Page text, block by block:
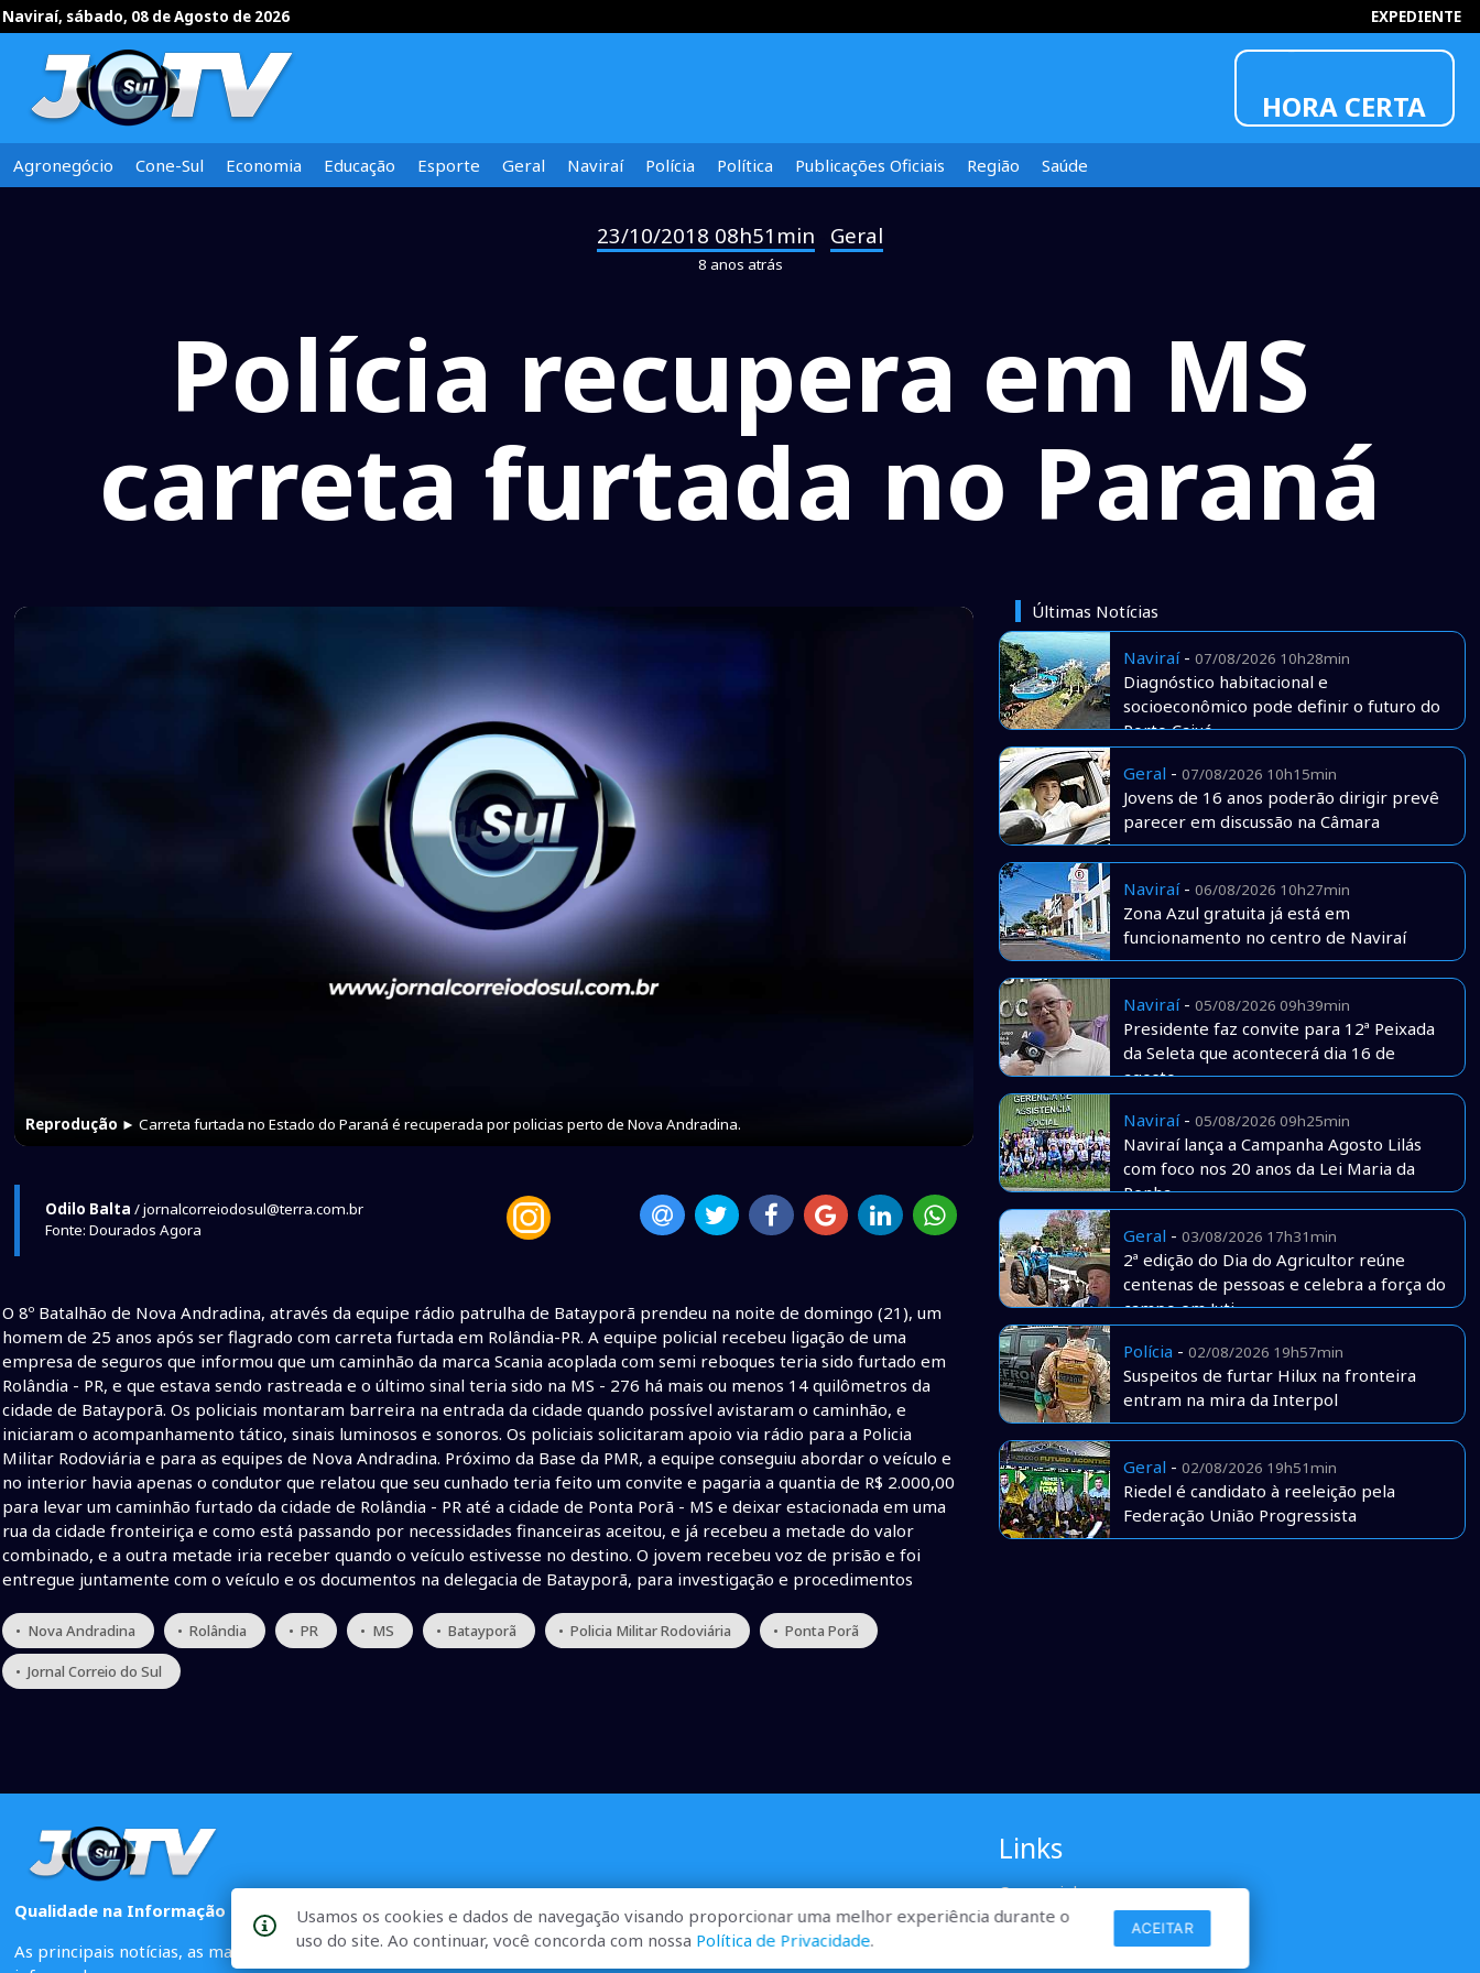
Naviraí, sábado, 08 de Agosto de 2026 EXPEDIENTE
Agronegócio Cone-Sul Economia Educação Esporte Geral Naviraí Polícia Política Publicações Oficiais Região Saúde
23/10/2018 08h51min Geral
8 anos atrás
Polícia recupera em MS
carreta furtada no Paraná
Reprodução ► Carreta furtada no Estado do Paraná é recuperada por policias perto de Nova Andradina.
Odilo Balta / jornalcorreiodosul@terra.com.br
Fonte: Dourados Agora
O 8º Batalhão de Nova Andradina, através da equipe rádio patrulha de Batayporã prendeu na noite de domingo (21), um
homem de 25 anos após ser flagrado com carreta furtada em Rolândia-PR. A equipe policial recebeu ligação de uma
empresa de seguros que informou que um caminhão da marca Scania acoplada com semi reboques teria sido furtado em
Rolândia - PR, e que estava sendo rastreada e o último sinal teria sido na MS - 276 há mais ou menos 14 quilômetros da
cidade de Batayporã. Os policiais montaram barreira na entrada da cidade quando possível avistaram o caminhão, e
iniciaram o acompanhamento tático, sinais luminosos e sonoros. Os policiais solicitaram apoio via rádio para a Policia
Militar Rodoviária e para as equipes de Nova Andradina. Próximo da Base da PMR, a equipe conseguiu abordar o veículo e
no interior havia apenas o condutor que relatou que seu cunhado teria feito um convite e pagaria a quantia de R$ 2.000,00
para levar um caminhão furtado da cidade de Rolândia - PR até a cidade de Ponta Porã - MS e deixar estacionada em uma
rua da cidade fronteiriça e como está passando por necessidades financeiras aceitou, e já recebeu a metade do valor
combinado, e a outra metade iria receber quando o veículo estivesse no destino. O jovem recebeu voz de prisão e foi
entregue juntamente com o veículo e os documentos na delegacia de Batayporã, para investigação e procedimentos
• Nova Andradina • Rolândia • PR • MS • Batayporã • Policia Militar Rodoviária • Ponta Porã
• Jornal Correio do Sul
Últimas Notícias
Naviraí- 07/08/2026 10h28min
Diagnóstico habitacional e
socioeconômico pode definir o futuro do
Porto Caiuá
Geral - 07/08/2026 10h15min
Jovens de 16 anos poderão dirigir prevê
parecer em discussão na Câmara
Naviraí- 06/08/2026 10h27min
Zona Azul gratuita já está em
funcionamento no centro de Naviraí
Naviraí- 05/08/2026 09h39min
Presidente faz convite para 12ª Peixada
da Seleta que acontecerá dia 16 de
agosto
Naviraí- 05/08/2026 09h25min
Naviraí lança a Campanha Agosto Lilás
com foco nos 20 anos da Lei Maria da
Penha
Geral - 03/08/2026 17h31min
2ª edição do Dia do Agricultor reúne
centenas de pessoas e celebra a força do
campo em Juti
Polícia - 02/08/2026 19h57min
Suspeitos de furtar Hilux na fronteira
entram na mira da Interpol
Geral - 02/08/2026 19h51min
Riedel é candidato à reeleição pela
Federação União Progressista
Qualidade na Informação
As principais notícias, as mais relevantes, a todo o tempo, atualizadas, pra você ficar bem
Links
Comercial
Contato
Usamos os cookies e dados de navegação visando proporcionar uma melhor experiência durante o
uso do site. Ao continuar, você concorda com nossa Política de Privacidade.
ACEITAR